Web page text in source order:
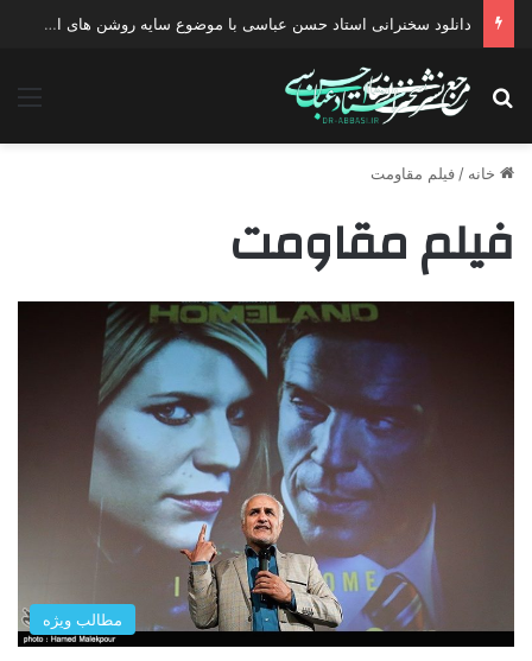
دانلود سخنرانی استاد حسن عباسی با موضوع سایه روشن های انتخاب یک نامزد اصلح
جستجو برای
خانه / فیلم مقاومت
فیلم مقاومت
مطالب ویژه